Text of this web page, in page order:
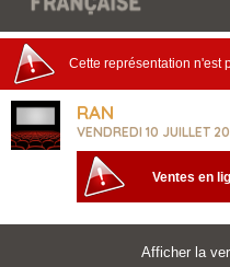
Cette représentation n'est
RAN
VENDREDI 10 JUILLET
Ventes en
Afficher la